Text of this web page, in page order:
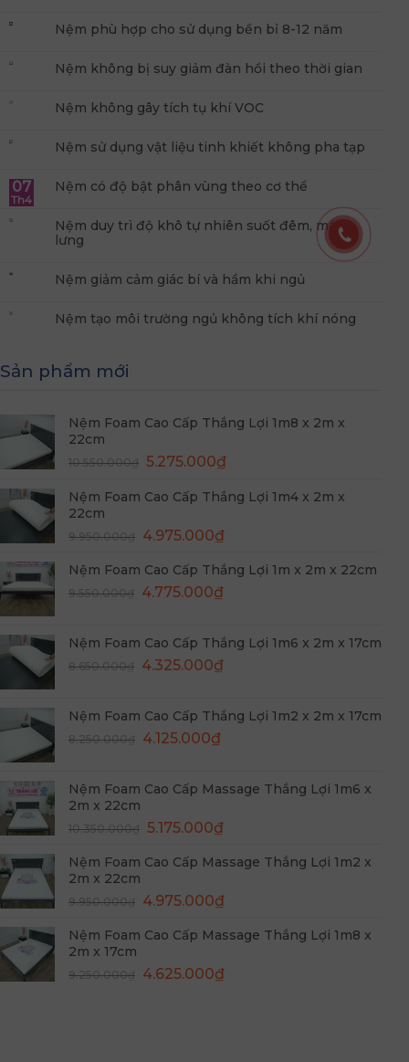
Nệm phù hợp cho sử dụng bền bỉ 8-12 năm
Nệm không bị suy giảm đàn hồi theo thời gian
Nệm không gây tích tụ khí VOC
Nệm sử dụng vật liệu tinh khiết không pha tạp
07
Th4
Nệm có độ bật phân vùng theo cơ thể
Nệm duy trì độ khô tự nhiên suốt đêm, mát
lưng
Nệm giảm cảm giác bí và hầm khi ngủ
Nệm tạo môi trường ngủ không tích khí nóng
Sản phẩm mới
Nệm Foam Cao Cấp Thắng Lợi 1m8 x 2m x
22cm
10.550.000₫ Giá
là:
5.275.000₫Giá
tại
Nệm Foam Cao Cấp Thắng Lợi 1m4 x 2m x
22cm
9.950.000₫ Giá
là:
9.950.000₫.
4.975.000₫Giá
tại
là:
Nệm Foam Cao Cấp Thắng Lợi 1m x 2m x 22cm
9.550.000₫ Giá
9.550.000₫.
4.775.000₫Giá
là:
4.775.000₫.
Nệm Foam Cao Cấp Thắng Lợi 1m6 x 2m x 17cm
8.650.000₫ Giá
8.650.000₫.
4.325.000₫Giá
là:
Nệm Foam Cao Cấp Thắng Lợi 1m2 x 2m x 17cm
8.250.000₫ Giá
8.250.000₫.
4.125.000₫Giá
là:
Nệm Foam Cao Cấp Massage Thắng Lợi 1m6 x
2m x 22cm
10.350.000₫ Giá
là:
5.175.000₫Giá
tại
5.175.000₫.
Nệm Foam Cao Cấp Massage Thắng Lợi 1m2 x
2m x 22cm
9.950.000₫ Giá
là:
4.975.000₫Giá
tại
4.975.000₫.
Nệm Foam Cao Cấp Massage Thắng Lợi 1m8 x
2m x 17cm
9.250.000₫ Giá
4.625.000₫Giá